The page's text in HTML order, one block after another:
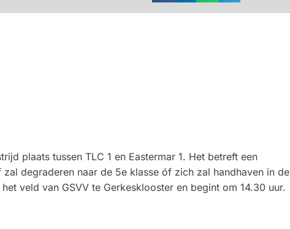
plaats tussen TLC 1 en Eastermar 1. Het betreft een
degraderen naar de 5e klasse óf zich zal handhaven in de
veld van GSVV te Gerkesklooster en begint om 14.30 uur.